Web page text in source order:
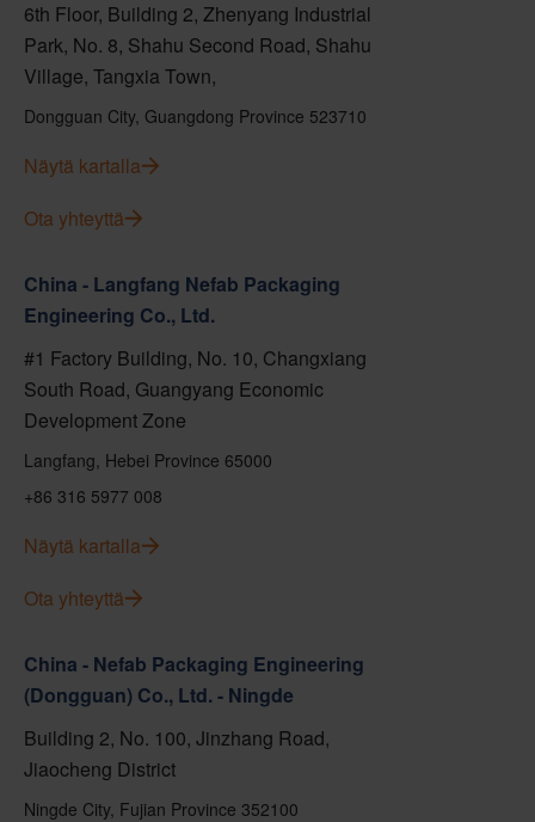
6th Floor, Building 2, Zhenyang Industrial
Park, No. 8, Shahu Second Road, Shahu
Village, Tangxia Town,
Dongguan City, Guangdong Province 523710
Näytä kartalla
Ota yhteyttä
China - Langfang Nefab Packaging
Engineering Co., Ltd.
#1 Factory Building, No. 10, Changxiang
South Road, Guangyang Economic
Development Zone
Langfang, Hebei Province 65000
+86 316 5977 008
Näytä kartalla
Ota yhteyttä
China - Nefab Packaging Engineering
(Dongguan) Co., Ltd. - Ningde
Building 2, No. 100, Jinzhang Road,
Jiaocheng District
Ningde City, Fujian Province 352100